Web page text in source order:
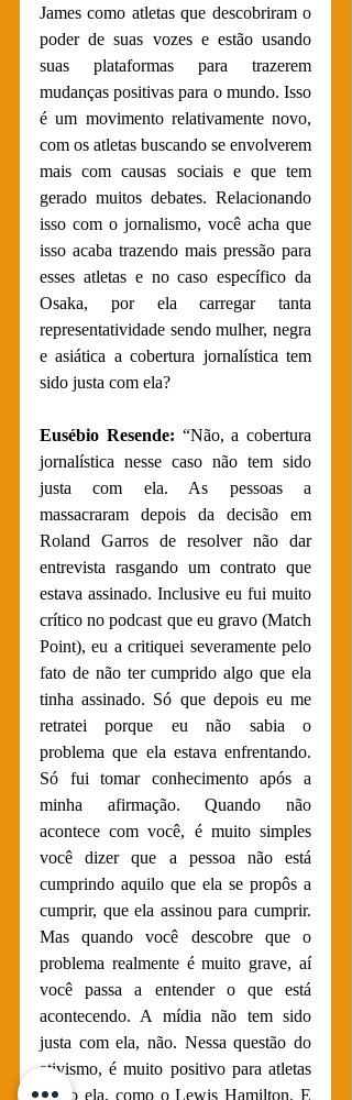
James como atletas que descobriram o
poder de suas vozes e estão usando
suas plataformas para trazerem
mudanças positivas para o mundo. Isso
é um movimento relativamente novo,
com os atletas buscando se envolverem
mais com causas sociais e que tem
gerado muitos debates. Relacionando
isso com o jornalismo, você acha que
isso acaba trazendo mais pressão para
esses atletas e no caso específico da
Osaka, por ela carregar tanta
representatividade sendo mulher, negra
e asiática a cobertura jornalística tem
sido justa com ela?
Eusébio Resende: “Não, a cobertura
jornalística nesse caso não tem sido
justa com ela. As pessoas a
massacraram depois da decisão em
Roland Garros de resolver não dar
entrevista rasgando um contrato que
estava assinado. Inclusive eu fui muito
crítico no podcast que eu gravo (Match
Point), eu a critiquei severamente pelo
fato de não ter cumprido algo que ela
tinha assinado. Só que depois eu me
retratei porque eu não sabia o
problema que ela estava enfrentando.
Só fui tomar conhecimento após a
minha afirmação. Quando não
acontece com você, é muito simples
você dizer que a pessoa não está
cumprindo aquilo que ela se propôs a
cumprir, que ela assinou para cumprir.
Mas quando você descobre que o
problema realmente é muito grave, aí
você passa a entender o que está
acontecendo. A mídia não tem sido
justa com ela, não. Nessa questão do
ativismo, é muito positivo para atletas
como ela, como o Lewis Hamilton. E